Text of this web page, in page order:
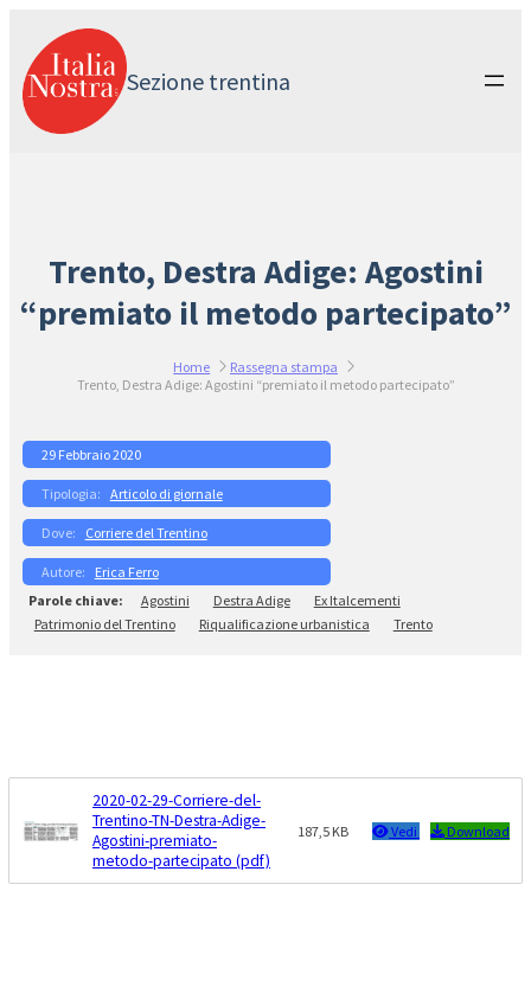
contenuto
Sezione trentina
Trento, Destra Adige: Agostini
“premiato il metodo partecipato”
Home
Rassegna stampa
Trento, Destra Adige: Agostini “premiato il metodo partecipato”
29 Febbraio 2020
Articolo di giornale
Corriere del Trentino
Erica Ferro
Agostini
Destra Adige
Ex Italcementi
Patrimonio del Trentino
Riqualificazione urbanistica Trento
2020-02-29-Corriere-del-
Trentino-TN-Destra-Adige-
Agostini-premiato-
metodo-partecipato (pdf)
187,5 KB Vedi Download